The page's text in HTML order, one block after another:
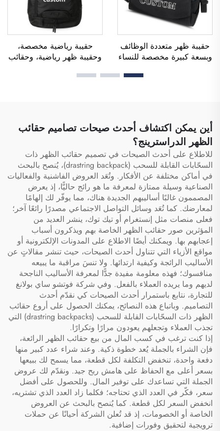
حقيبة ظهر متعددة الوظائف
وبسعة كبيرة مخصصة للنساء
مساحة مخصصة للأحذية،
حقيبة رياضية مخصصة،
وحقيبة ظهر رياضية، وحقائب
وحقائب ظهر للتنزه في
وكرة سلة
أين يمكن اكتشاف أحدث صيحات تصاميم حقائب
الظهر الدراسترينج؟
للاطلاع على أحدث الصيحات في تصميم حقائب الظهر ذات
السحّابات القابلة للسحب (drastring backpack)، يُنصح بالبحث
في أماكن مختلفة عن الأفكار. وتُعَد العروض الفاشنية والفعاليات
الصناعية وسيلة ممتازة لمعرفة ما هو رائج حاليًّا، إذ يعرض
المصممون غالبًا أساليبهم الجديدة هناك، مما يوفّر لك إلهامًا
لمعارضك. كما تُعَد وسائل التواصل الاجتماعي مصدرًا رائعًا آخر؛
فعلى منصات مثل إنستغرام أو تيك توك، ينشر العديد من
المؤثرين صور حقائب الظهر الخاصة بهم ويذكرون أسباب
إعجابهم بها. ويمكنك أيضًا الاطلاع على المدونات الإلكترونية أو
مواقع الأزياء التي تتناول أحدث الصيحات، حيث تنشر مقالاتٍ عن
الأساليب الرائجة وكيفية ارتدائها. ولا تنسَ مراقبة ما يبيعه
منافسوك؛ فهذه معلومة مفيدة جدًّا لمعرفة الأساليب الناجحة
لديهم وما يريده العملاء بالفعل. وفي شركة فوتشو ساي بولانغ
للتجارة، نتابع باستمرار أحدث الصيحات كي نقدّم أحدث
التصاميم. وباتباع هذه النصائح، يمكنك الحصول على أروع حقائب
الظهر ذات السحّابات القابلة للسحب (drastring backpacks) التي
تجذب العملاء وتجعلهم يعودون مرارًا وتكرارًا.
إذا كنت ترغب في كسب المال من بيع حقائب الظهر الرائعة،
فإن الشراء بالجملة يُعد خطوة ذكية. وعند شراء عدد كبير منها
دفعة واحدة، تنخفض التكلفة لكل قطعة، مما يسمح لك ببيعها
بسعر أعلى مع الحفاظ على هامش ربح جيد. ونقدّم لك عروض
الجملة التي تساعدك على توفير المال. وللحصول على أفضل
سعر، فكّر في العدد الذي تحتاجه؛ فكلما زاد العدد الذي تشتريه،
انخفض السعر لكل قطعة. كما يُنصح بالبحث عن العروض
الخاصة أو الخصومات، إذ قد تُعلن الشركة أحيانًا عن حملات
ترويجية لتحقيق وفورات إضافية.